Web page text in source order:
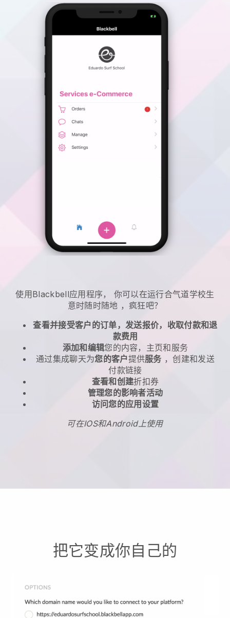
使用 Blackbell应用程序， 你可以在运行合气道学校生
意时随时随地 ，疯狂吧？
查看并接受客户的订单，发送报价，收取付款和退
款费用
添加和编辑您的内容，主页和服务
通过集成聊天为您的客户提供服务 ，创建和发送
付款链接
查看和创建折扣券
管理您的影响者活动
访问您的应用设置
可在IOS和Android上使用
把它变成你自己的